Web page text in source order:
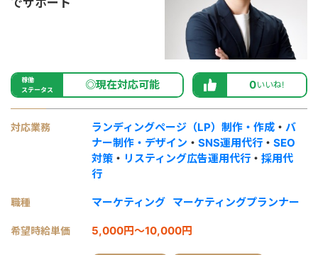
でサポート
稼働
ステータス
◎現在対応可能 0いいね!
対応業務 ランディングページ（LP）制作・作成 ・ バ
ナー制作・デザイン ・ SNS運用代行 ・ SEO
対策 ・ リスティング広告運用代行 ・ 採用代
行
職種 マーケティング マーケティングプランナー
希望時給単価 5,000円～10,000円